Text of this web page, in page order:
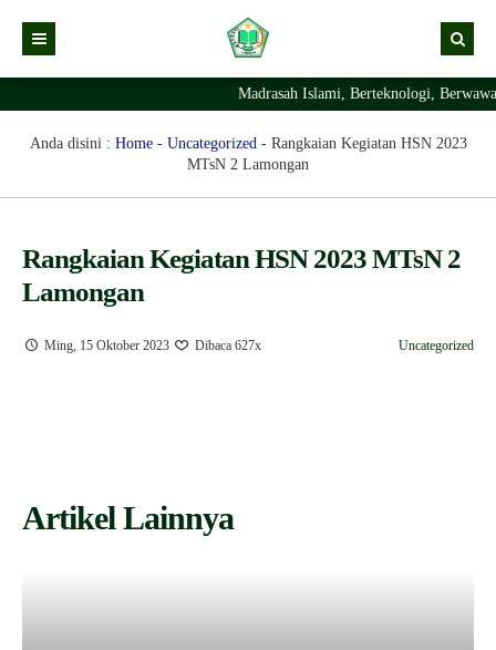
Kabar Madrasah
Profil Madrasah
Ekstrakurikuler Madrasah
Prestasi Madrasah
KURIKULUM
Struktur Organisasi Madrasah
Madrasah Islami, Berteknologi,
Anda disini : Home- Uncategorized- Rangkaian Kegiatan HSN 2023
MTsN 2 Lamongan
Rangkaian Kegiatan HSN 2023 MTsN 2
Lamongan
Ming, 15 Oktober 2023 Dibaca 627x Uncategorized
Artikel Lainnya